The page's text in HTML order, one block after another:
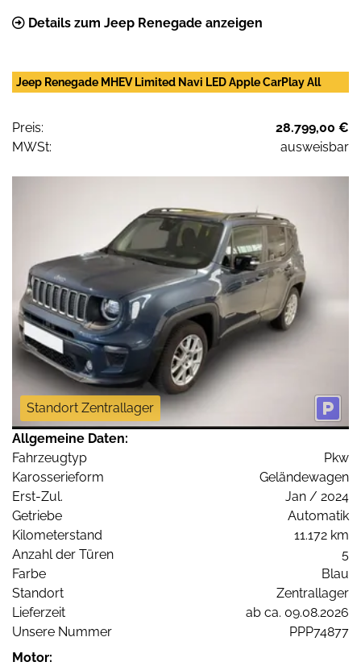
Details zum Jeep Renegade anzeigen
Jeep Renegade MHEV Limited Navi LED Apple CarPlay All
Preis:
28.799,00 €
MWSt:
ausweisbar
Standort Zentrallager
Allgemeine Daten:
Fahrzeugtyp
Pkw
Karosserieform
Geländewagen
Erst-Zul.
Jan / 2024
Getriebe
Automatik
Kilometerstand
11.172 km
Anzahl der Türen
5
Farbe
Blau
Standort
Zentrallager
Lieferzeit
ab ca. 09.08.2026
Unsere Nummer
PPP74877
Motor: